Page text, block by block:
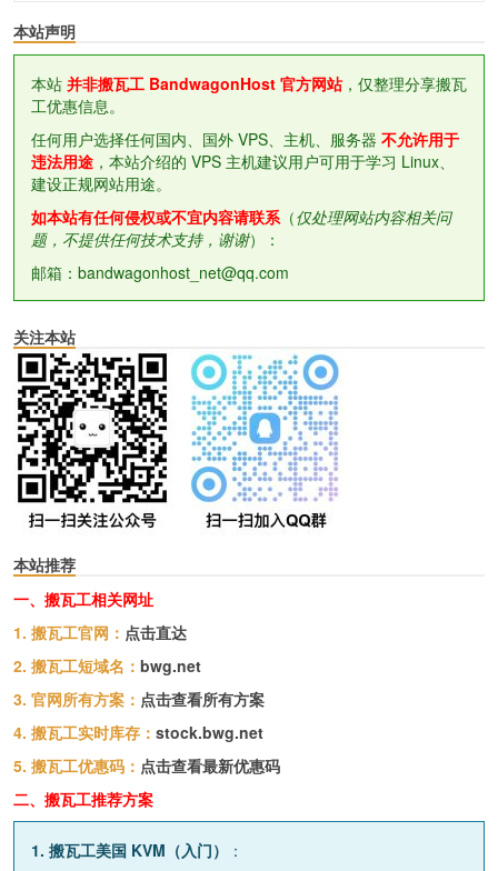
本站声明
本站 并非搬瓦工 BandwagonHost 官方网站，仅整理分享搬瓦
工优惠信息。
任何用户选择任何国内、国外 VPS、主机、服务器 不允许用于
违法用途 ，本站介绍的 VPS 主机建议用户可用于学习 Linux、
建设正规网站用途。
如本站有任何侵权或不宜内容请联系（仅处理网站内容相关问
题，不提供任何技术支持，谢谢）：
邮箱：bandwagonhost_net@qq.com
关注本站
本站推荐
一、搬瓦工相关网址
1. 搬瓦工官网： 点击直达
2. 搬瓦工短域名： bwg.net
3. 官网所有方案： 点击查看所有方案
4. 搬瓦工实时库存： stock.bwg.net
5. 搬瓦工优惠码： 点击查看最新优惠码
二、搬瓦工推荐方案
1. 搬瓦工美国 KVM（入门） ：